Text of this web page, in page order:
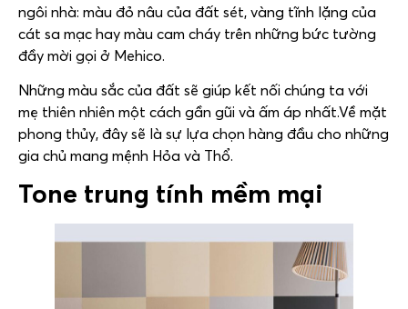
ngôi nhà: màu đỏ nâu của đất sét, vàng tĩnh lặng của
cát sa mạc hay màu cam cháy trên những bức tường
đầy mời gọi ở Mehico.
Những màu sắc của đất sẽ giúp kết nối chúng ta với
mẹ thiên nhiên một cách gần gũi và ấm áp nhất.Về mặt
phong thủy, đây sẽ là sự lựa chọn hàng đầu cho những
gia chủ mang mệnh Hỏa và Thổ.
Tone trung tính mềm mại